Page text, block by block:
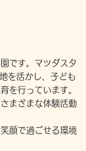
です。マツダスタ
を活かし、子ども
を行っています。
まざまな体験活動
顔で過ごせる環境